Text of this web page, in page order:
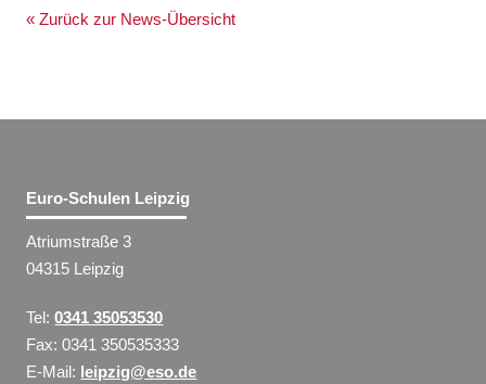
« Zurück zur News-Übersicht
Euro-Schulen Leipzig
Atriumstraße 3
04315 Leipzig
Tel:0341 35053530
Fax: 0341 350535333
E-Mail: leipzig@eso.de